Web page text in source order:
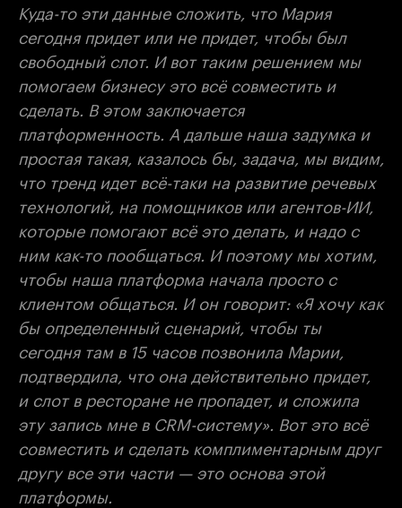
Куда-то эти данные сложить, что Мария
сегодня придет или не придет, чтобы был
свободный слот. И вот таким решением мы
помогаем бизнесу это всё совместить и
сделать. В этом заключается
платформенность. А дальше наша задумка и
простая такая, казалось бы, задача, мы видим,
что тренд идет всё-таки на развитие речевых
технологий, на помощников или агентов-ИИ,
которые помогают всё это делать, и надо с
ним как-то пообщаться. И поэтому мы хотим,
чтобы наша платформа начала просто с
клиентом общаться. И он говорит: «Я хочу как
бы определенный сценарий, чтобы ты
сегодня там в 15 часов позвонила Марии,
подтвердила, что она действительно придет,
и слот в ресторане не пропадет, и сложила
эту запись мне в CRM-систему». Вот это всё
совместить и сделать комплиментарным друг
другу все эти части — это основа этой
платформы.